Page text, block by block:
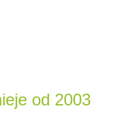
od 2003